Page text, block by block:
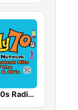
Totally 70s Radio Network